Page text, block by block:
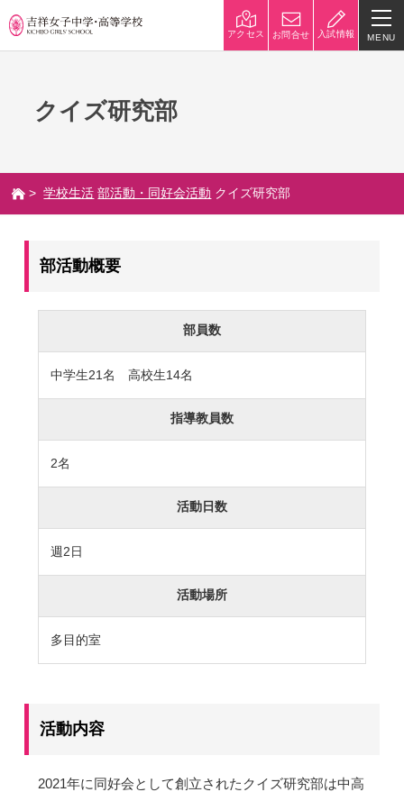
アクセス お問合せ 入試情報 MENU
校長挨拶
八王子キャンパス 学校規模
祥美会（保護者の会）・淑美
吉祥での学び
補習・教養講座・公開講座・
図書館教育
吉祥の一日
生徒居住地・通学時間
進路・進学
クイズ研究部
>学校生活 部活動・同好会活動 クイズ研究部
部活動概要
部員数
中学生21名 高校生14名
指導教員数
2名
活動日数
週2日
活動場所
多目的室
活動内容
2021年に同好会として創立されたクイズ研究部は中高